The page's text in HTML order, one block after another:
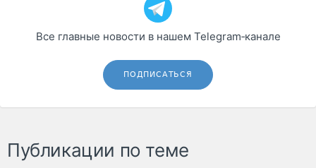
Все главные новости в нашем Telegram‑канале
ПОДПИСАТЬСЯ
Публикации по теме